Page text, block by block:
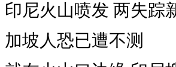
印尼火山喷发 两失踪
加坡人恐已遭不测